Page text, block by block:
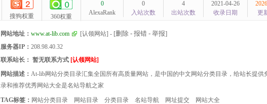
搜狗权重 360权重
0
AlexaRank
0
入站次数
4
出站次数
2021-04-26
收录日期
更
网站地址： www.at-lib.com [认领网站] - [删除 - 报错 - 举报]
服务器IP： 208.98.40.32
联系站长： 暂无联系方式 [认领网站]
网站描述： At-lib网站分类目录汇集全国所有高质量网站，是中国的中文网站分类目录，给站长提供
录和推荐优秀网站大全是名站导航之家
TAG标签： 网站分类目录 网站目录 分类目录 名站导航 网址提交
网站大全